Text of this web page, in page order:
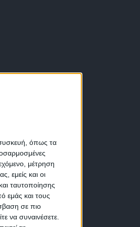
όπως τα
μέτρηση
εμείς και οι
ταυτοποίησης
εμάς και τους
σε πιο
να συναινέσετε.